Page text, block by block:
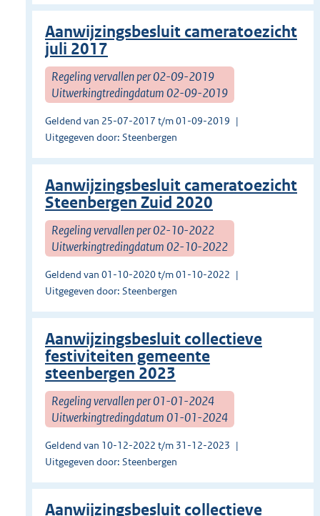
Aanwijzingsbesluit cameratoezicht
juli 2017
Regeling vervallen per 02-09-2019
Uitwerkingtredingdatum 02-09-2019
Geldend van 25-07-2017 t/m 01-09-2019
Uitgegeven door: Steenbergen
Aanwijzingsbesluit cameratoezicht
Steenbergen Zuid 2020
Regeling vervallen per 02-10-2022
Uitwerkingtredingdatum 02-10-2022
Geldend van 01-10-2020 t/m 01-10-2022
Uitgegeven door: Steenbergen
Aanwijzingsbesluit collectieve
festiviteiten gemeente
steenbergen 2023
Regeling vervallen per 01-01-2024
Uitwerkingtredingdatum 01-01-2024
Geldend van 10-12-2022 t/m 31-12-2023
Uitgegeven door: Steenbergen
Aanwijzingsbesluit collectieve